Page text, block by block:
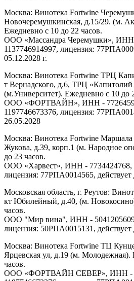
Москва: Винотека Fortwine
Новочеремушкинская, д.15/29. (м.
Ежедневно с 10 до 22 часов.
ООО «Массандра Черемушки», ИНН
1137746914997, лицензия:
05.12.2028 г.
Москва: Винотека Fortwine ТРЦ
т Вернадского, д.6, ТРЦ «Капитолий
(м.Университет). Ежедневно с 10 до
ООО «ФОРТВАЙН», ИНН -
1197746673376, лицензия:
26.05.2028
Москва: Винотека Fortwine
Жукова, д.39, корп.1 (м. Народное
до 23 часов.
ООО «Харвест», ИНН - 7734424768,
лицензия: 77РПА0014565, действует
Московская область, г. Реутов:
кт Юбилейный, д.40, (м.
часов.
ООО "Мир вина", ИНН -
лицензия: 50РПА0015131, действует
Москва: Винотека Fortwine ТЦ
Ярцевская ул, д.19 (м. Молодежная).
часов.
ООО «ФОРТВАЙН СЕВЕР», ИНН -